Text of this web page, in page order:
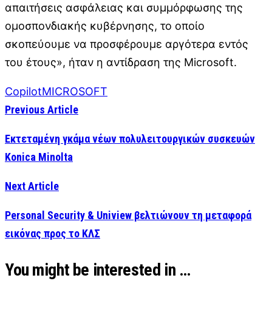
απαιτήσεις ασφάλειας και συμμόρφωσης της
ομοσπονδιακής κυβέρνησης, το οποίο
σκοπεύουμε να προσφέρουμε αργότερα εντός
του έτους», ήταν η αντίδραση της Microsoft.
CopilotMICROSOFT
Previous Article
Εκτεταμένη γκάμα νέων πολυλειτουργικών συσκευών
Konica Minolta
Next Article
Personal Security & Uniview βελτιώνουν τη μεταφορά
εικόνας προς το ΚΛΣ
You might be interested in …